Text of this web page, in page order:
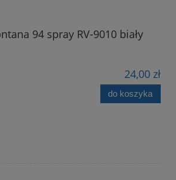
94 spray RV-9010 biały
24,00 zł
do koszyka